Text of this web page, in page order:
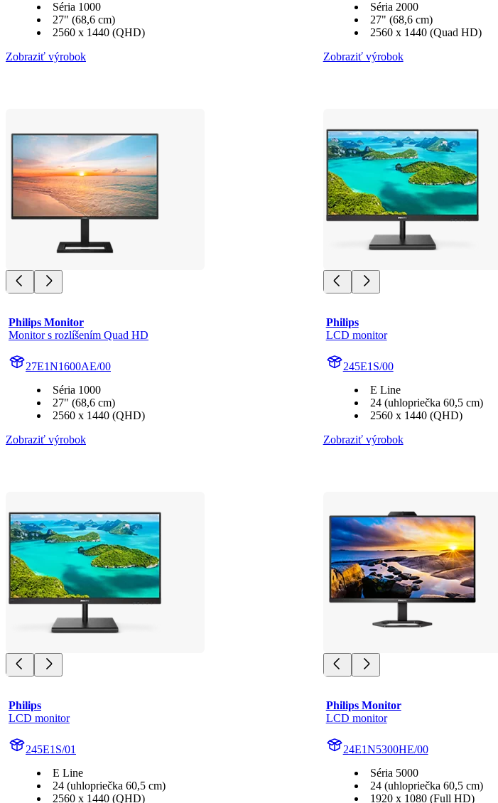
Séria 1000
27" (68,6 cm)
2560 x 1440 (QHD)
Zobraziť výrobok
Séria 2000
27" (68,6 cm)
2560 x 1440 (Quad HD)
Zobraziť výrobok
Philips Monitor
Monitor s rozlíšením Quad HD
27E1N1600AE/00
Séria 1000
27" (68,6 cm)
2560 x 1440 (QHD)
Zobraziť výrobok
Philips
LCD monitor
245E1S/00
E Line
24 (uhlopriečka 60,5 cm)
2560 x 1440 (QHD)
Zobraziť výrobok
Philips
LCD monitor
245E1S/01
E Line
24 (uhlopriečka 60,5 cm)
2560 x 1440 (QHD)
Philips Monitor
LCD monitor
24E1N5300HE/00
Séria 5000
24 (uhlopriečka 60,5 cm)
1920 x 1080 (Full HD)